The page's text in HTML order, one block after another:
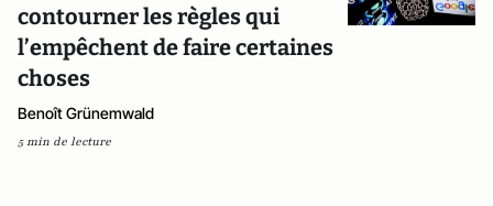
contourner les règles qui
l’empêchent de faire certaines
choses
Benoît Grünemwald
5 min de lecture